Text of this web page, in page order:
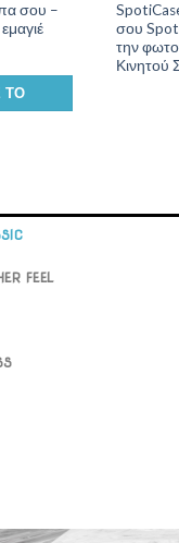
σου –
ΤΟ
σου
την
Κινητού
FEEL